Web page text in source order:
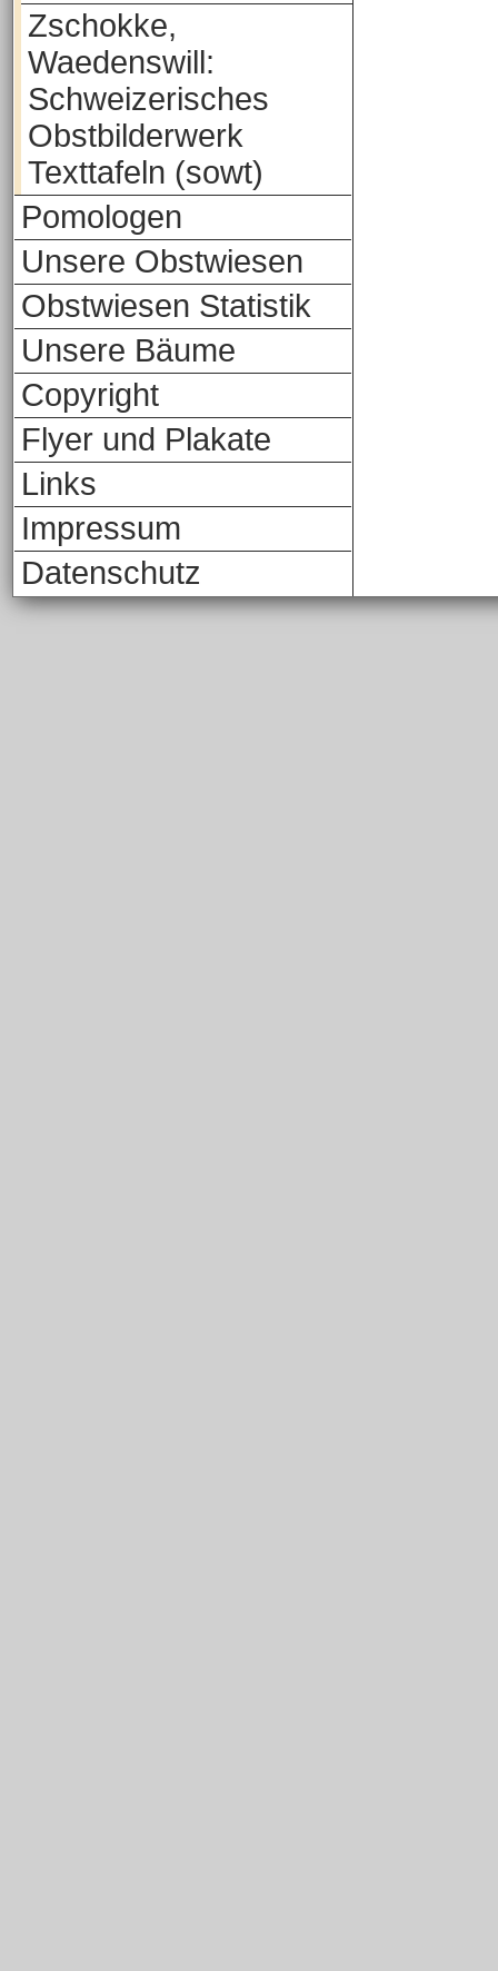
Zschokke,
Waedenswill:
Schweizerisches
Obstbilderwerk
Texttafeln (sowt)
Pomologen
Unsere Obstwiesen
Obstwiesen Statistik
Unsere Bäume
Copyright
Flyer und Plakate
Links
Impressum
Datenschutz